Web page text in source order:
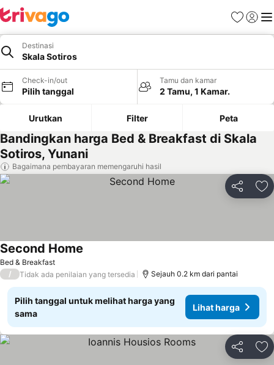
FavoritLogin
Destinasi
Skala Sotiros
Check-in/out
Pilih tanggal
Tamu dan kamar
2 Tamu, 1 Kamar.
Urutkan Filter Peta
Bandingkan harga Bed & Breakfast di Skala
Sotiros, Yunani
Bagaimana pembayaran memengaruhi hasil
Bagikan
Bed & Breakfast
Second Home
/ Tidak ada penilaian yang tersedia Sejauh 0.2 km dari pantai
Pilih tanggal untuk melihat harga yang
sama
Lihat harga
Bagikan